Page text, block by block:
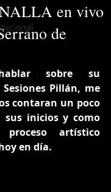
en vivo
de
sobre su
Pillán, me
contaran un poco
inicios y como
artístico
en día.